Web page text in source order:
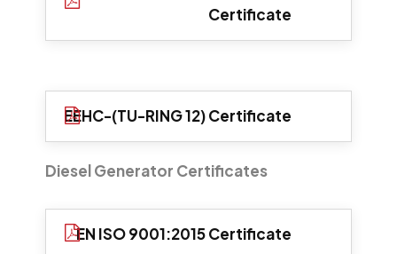
Certificate
EEHC-(TU-RING 12) Certificate
Diesel Generator Certificates
EN ISO 9001:2015 Certificate